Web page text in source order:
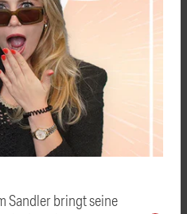
Sandler bringt seine